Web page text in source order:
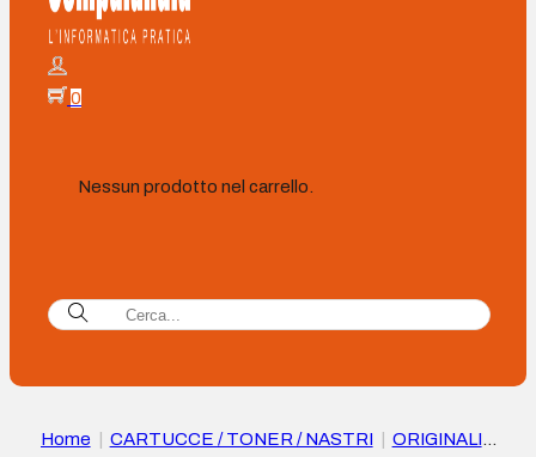
0
Nessun prodotto nel carrello.
Home CARTUCCE / TONER / NASTRI
ORIGINALI